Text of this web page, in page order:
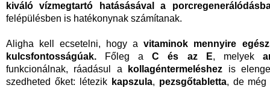
kiváló vízmegtartó hatásásával a
felépülésben is hatékonynak számítanak.
Aligha kell ecsetelni, hogy avitaminok mennyire
kulcsfontosságúak. Főleg aC és az E, melyek
funkcionálnak, ráadásul a
kollagéntermeléshez is
szedheted őket: létezik kapszula, pezsgőtabletta, de